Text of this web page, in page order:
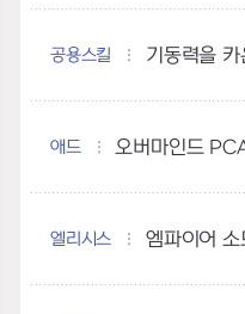
공용스킬 기동력을
애드 오버마인드
엘리시스 엠파이어